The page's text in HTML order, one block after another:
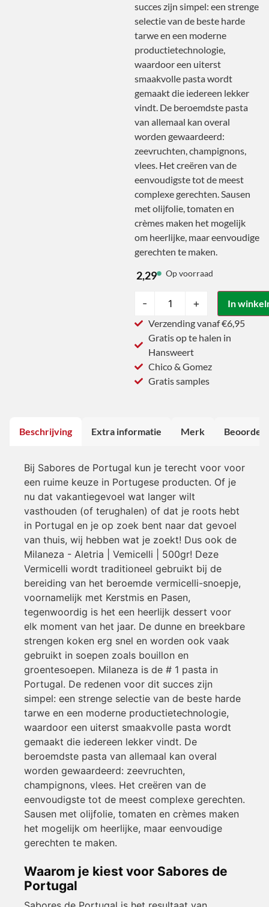
succes zijn simpel: een strenge
selectie van de beste harde
tarwe en een moderne
productietechnologie,
waardoor een uiterst
smaakvolle pasta wordt
gemaakt die iedereen lekker
vindt. De beroemdste pasta
van allemaal kan overal
worden gewaardeerd:
zeevruchten, champignons,
vlees. Het creëren van de
eenvoudigste tot de meest
complexe gerechten. Sausen
met olijfolie, tomaten en
crèmes maken het mogelijk
om heerlijke, maar eenvoudige
gerechten te maken.
2,29 Op voorraad
- +
In
Verzending vanaf €6,95
Gratis op te halen in
Hansweert
Chico & Gomez
Gratis samples
Beschrijving Extra informatie Merk
Bij Sabores de Portugal kun je terecht voor voor
een ruime keuze in Portugese producten. Of je
nu dat vakantiegevoel wat langer wilt
vasthouden (of terughalen) of dat je roots hebt
in Portugal en je op zoek bent naar dat gevoel
van thuis, wij hebben wat je zoekt! Dus ook de
Milaneza - Aletria | Vemicelli | 500gr! Deze
Vermicelli wordt traditioneel gebruikt bij de
bereiding van het beroemde vermicelli-snoepje,
voornamelijk met Kerstmis en Pasen,
tegenwoordig is het een heerlijk dessert voor
elk moment van het jaar. De dunne en breekbare
strengen koken erg snel en worden ook vaak
gebruikt in soepen zoals bouillon en
groentesoepen. Milaneza is de # 1 pasta in
Portugal. De redenen voor dit succes zijn
simpel: een strenge selectie van de beste harde
tarwe en een moderne productietechnologie,
waardoor een uiterst smaakvolle pasta wordt
gemaakt die iedereen lekker vindt. De
beroemdste pasta van allemaal kan overal
worden gewaardeerd: zeevruchten,
champignons, vlees. Het creëren van de
eenvoudigste tot de meest complexe gerechten.
Sausen met olijfolie, tomaten en crèmes maken
het mogelijk om heerlijke, maar eenvoudige
gerechten te maken.
Waarom je kiest voor Sabores de
Portugal